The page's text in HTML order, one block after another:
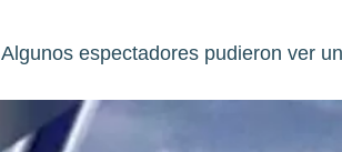
Algunos espectadores pudieron ver